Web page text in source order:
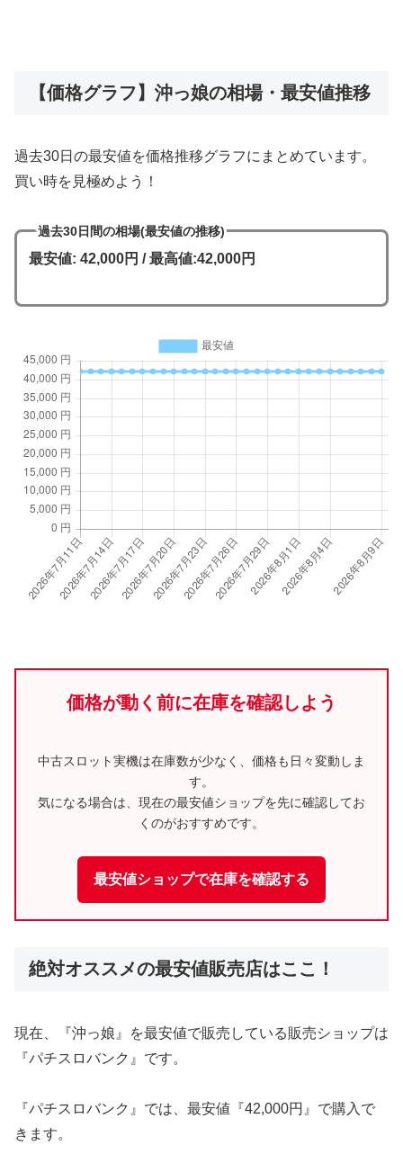
【価格グラフ】沖っ娘の相場・最安値推移
過去30日の最安値を価格推移グラフにまとめています。
買い時を見極めよう！
過去30日間の相場(最安値の推移)
最安値: 42,000円 / 最高値:42,000円
価格が動く前に在庫を確認しよう
中古スロット実機は在庫数が少なく、価格も日々変動しま
す。
気になる場合は、現在の最安値ショップを先に確認してお
くのがおすすめです。
最安値ショップで在庫を確認する
絶対オススメの最安値販売店はここ！
現在、『沖っ娘』を最安値で販売している販売ショップは
『パチスロバンク』です。
『パチスロバンク』では、最安値『42,000円』で購入で
きます。